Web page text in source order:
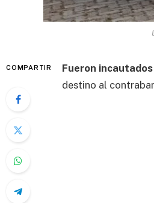
COMPARTIR Fueron
destino al